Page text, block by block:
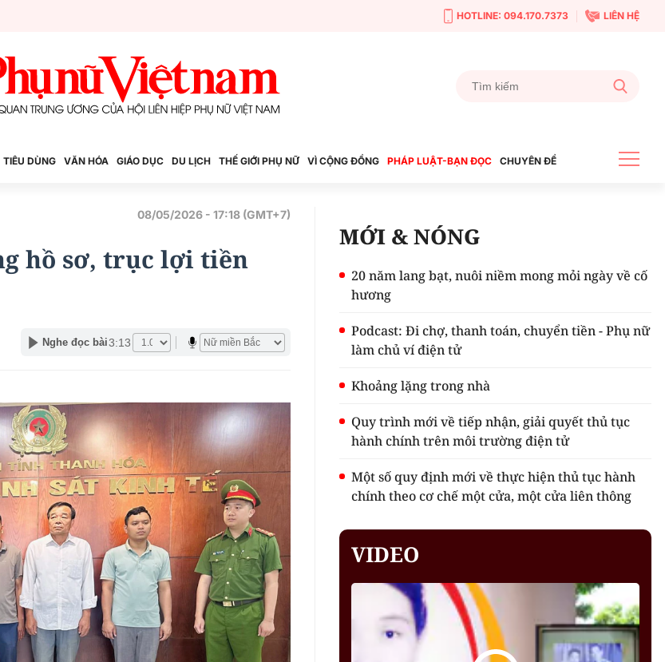
HOTLINE: 094.170.7373 LIÊN HỆ
TIÊU DÙNG VĂN HÓA GIÁO DỤC DU LỊCH THẾ GIỚI PHỤ NỮ VÌ CỘNG ĐỒNG PHÁP LUẬT-BẠN ĐỌC CHUYÊN ĐỀ
08/05/2026 - 17:18 (GMT+7)
hồ sơ, trục lợi tiền
Nghe đọc bài3:13
MỚI & NÓNG
20 năm lang bạt, nuôi niềm mong mỏi ngày về cố
hương
Podcast: Đi chợ, thanh toán, chuyển tiền - Phụ nữ
làm chủ ví điện tử
Khoảng lặng trong nhà
Quy trình mới về tiếp nhận, giải quyết thủ tục
hành chính trên môi trường điện tử
Một số quy định mới về thực hiện thủ tục hành
chính theo cơ chế một cửa, một cửa liên thông
VIDEO